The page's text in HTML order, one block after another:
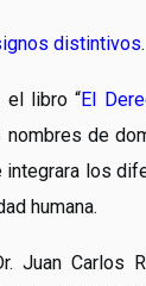
distintivos.
el libro “El
de
los
humana.
Juan Carlos